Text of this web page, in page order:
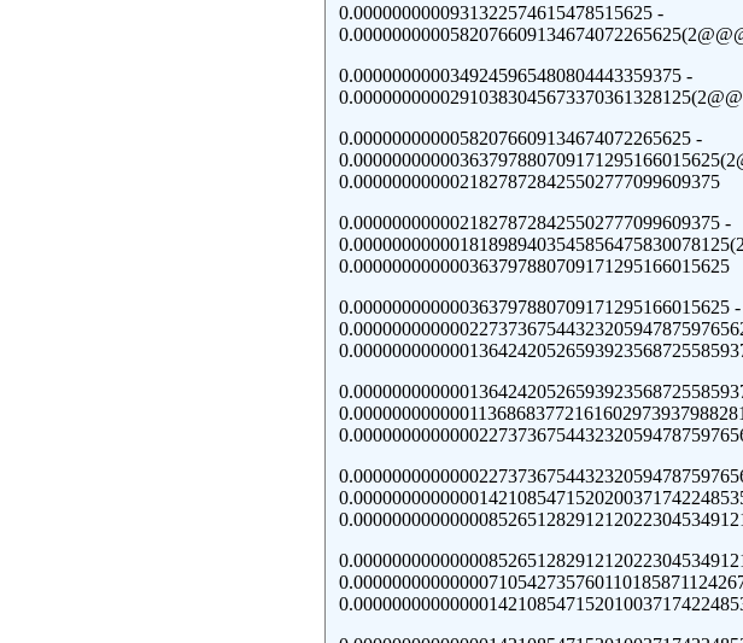
0.0000000000931322574615478515625 -
0.0000000000349245965480804443359375 -
0.00000000000582076609134674072265625 -
0.00000000000218278728425502777099609375
0.00000000000218278728425502777099609375 -
0.000000000000363797880709171295166015625
0.000000000000363797880709171295166015625 -